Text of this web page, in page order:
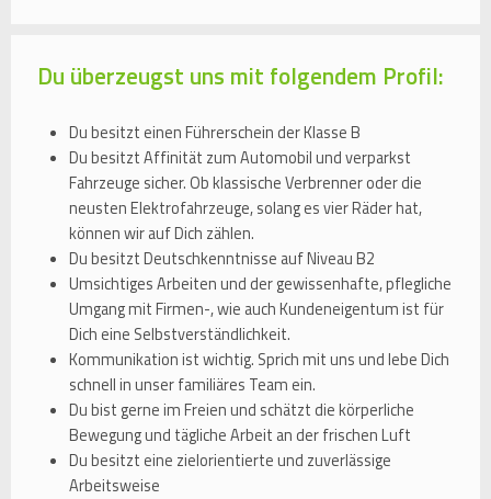
Du überzeugst uns mit folgendem Profil:
Du besitzt einen Führerschein der Klasse B
Du besitzt Affinität zum Automobil und verparkst
Fahrzeuge sicher. Ob klassische Verbrenner oder die
neusten Elektrofahrzeuge, solang es vier Räder hat,
können wir auf Dich zählen.
Du besitzt Deutschkenntnisse auf Niveau B2
Umsichtiges Arbeiten und der gewissenhafte, pflegliche
Umgang mit Firmen-, wie auch Kundeneigentum ist für
Dich eine Selbstverständlichkeit.
Kommunikation ist wichtig. Sprich mit uns und lebe Dich
schnell in unser familiäres Team ein.
Du bist gerne im Freien und schätzt die körperliche
Bewegung und tägliche Arbeit an der frischen Luft
Du besitzt eine zielorientierte und zuverlässige
Arbeitsweise